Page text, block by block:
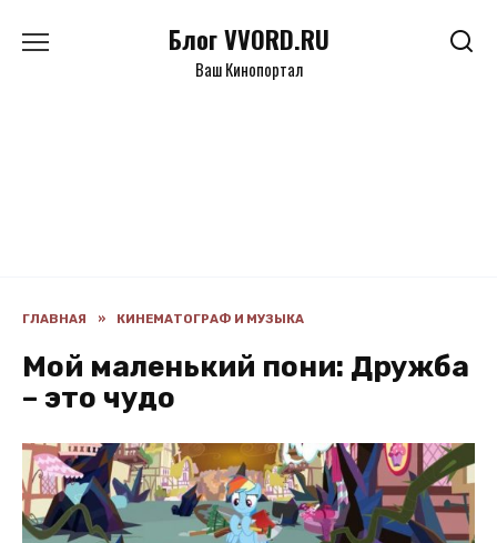
Блог VVORD.RU
Ваш Кинопортал
ГЛАВНАЯ » КИНЕМАТОГРАФ И МУЗЫКА
Мой маленький пони: Дружба
– это чудо